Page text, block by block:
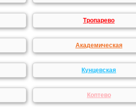
Тропарево
Академическая
Кунцевская
Коптево